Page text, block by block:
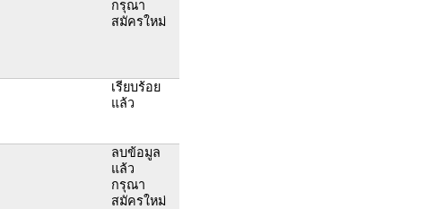
กรุณา
สมัครใหม่
เรียบร้อย
แล้ว
ลบข้อมูล
แล้ว
กรุณา
สมัครใหม่